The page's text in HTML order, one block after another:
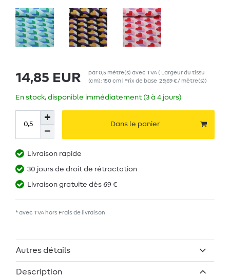
14,85 EUR par0,5 mètre(s) avec TVA( Largeur du tissu
(cm): 150 cm | Prix de base 29,69 € / mètre(s))
En stock, disponible immédiatement (3 à 4 jours)
Dans le panier
Livraison rapide
30 jours de droit de rétractation
Livraison gratuite dès 69 €
* avec TVA hors Frais de livraison
Autres détails
Description